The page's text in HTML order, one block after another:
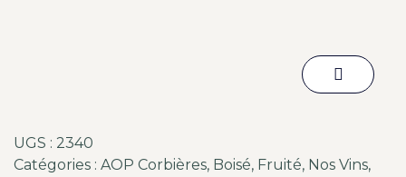
UGS : 2340
Catégories : AOP Corbières, Boisé, Fruité, Nos Vins,